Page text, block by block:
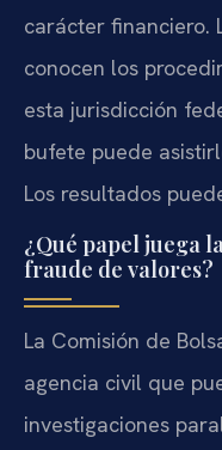
carácter financiero.
conocen los
esta jurisdicción
bufete puede
Los resultados
¿Qué papel juega
fraude de valores?
La Comisión de
agencia civil que
investigaciones